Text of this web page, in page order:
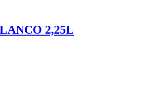
2,25L